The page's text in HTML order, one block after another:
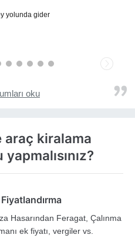
yolunda gider
oku
araç kiralama
Hasarından Feragat, Çalınma
ek fiyatı, vergiler vs.